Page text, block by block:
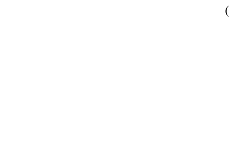
(